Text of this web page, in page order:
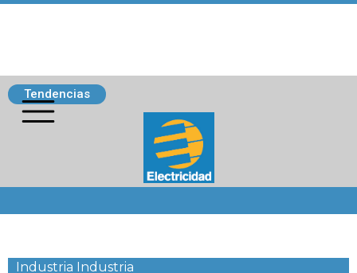
Tendencias
Industria Industria